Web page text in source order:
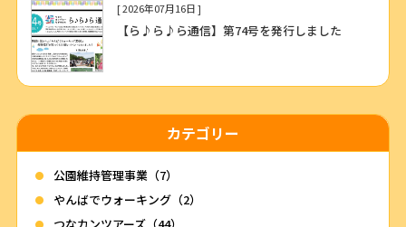
[ 2026年07月16日 ]
【ら♪ら♪ら通信】第74号を発行しました
カテゴリー
公園維持管理事業（7）
やんばでウォーキング（2）